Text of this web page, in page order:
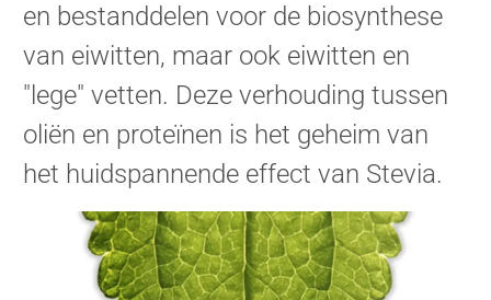
en bestanddelen voor de biosynthese
van eiwitten, maar ook eiwitten en
"lege" vetten. Deze verhouding tussen
oliën en proteïnen is het geheim van
het huidspannende effect van Stevia.